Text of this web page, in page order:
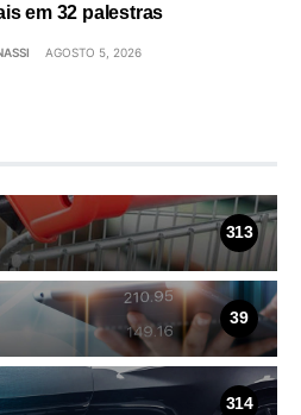
em 32 palestras
AGOSTO 5, 2026
313
39
314